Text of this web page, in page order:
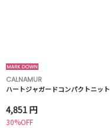
CALNAMUR
ハートジャガードコンパクトニット
4,851 円
30%OFF